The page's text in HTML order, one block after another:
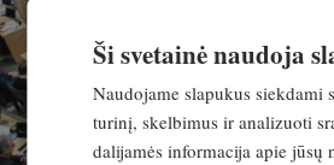
Ši svetainė naudoja
Naudojame slapukus siekdami
turinį, skelbimus ir analizuoti
dalijamės informacija apie jūsų